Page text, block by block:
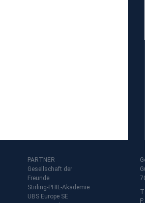
PARTNER
Gesellschaft der
Freunde
Stirling-PHIL-Akademie
UBS Europe SE